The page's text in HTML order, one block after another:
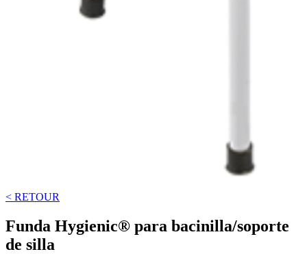
< RETOUR
Funda Hygienic® para bacinilla/soporte
de silla